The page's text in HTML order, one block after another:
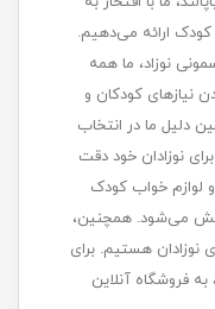
کودک ارائه می‌دهیم.
نوزاد، ما همه
نیازهای کودکان و
دلیل ما در انتخاب
نوزادان خود دقت
و لوازم خواب کودک
می‌شود. همچنین،
نوزادان هستیم. برای
فروشگاه آنلاین